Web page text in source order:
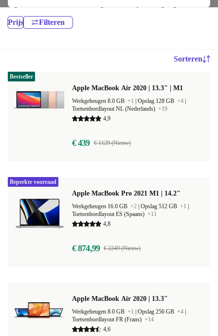
dagen retourrecht & 12 maanden garantie. Shop vandaag nog duurzaam!
Prijs Filteren
Sorteren
Apple MacBook Air 2020 | 13.3" | M1
Werkgeheugen 8.0 GB +1 Opslag 128 GB +4
Toetsenbordlayout NL (Nederlands) +19
4,9
€ 439 € 1129 (Nieuw)
Bestseller
Apple MacBook Pro 2021 M1 | 14.2"
Werkgeheugen 16.0 GB +2 Opslag 512 GB +1
Toetsenbordlayout ES (Spaans) +11
4,8
€ 874,99 € 2249 (Nieuw)
Beperkte voorraad
Apple MacBook Air 2020 | 13.3"
Werkgeheugen 8.0 GB +1 Opslag 256 GB +4
Toetsenbordlayout FR (Frans) +14
4,6